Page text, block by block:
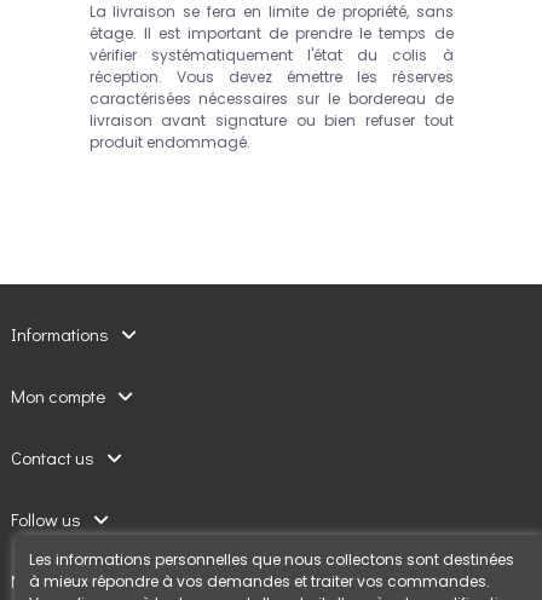
La livraison se fera en limite de propriété, sans
étage. Il est important de prendre le temps de
vérifier systématiquement l'état du colis à
réception. Vous devez émettre les réserves
caractérisées nécessaires sur le bordereau de
livraison avant signature ou bien refuser tout
produit endommagé.
Informations
Mon compte
Contact us
Follow us
Newsletter
Les informations personnelles que nous collectons sont destinées
à mieux répondre à vos demandes et traiter vos commandes.